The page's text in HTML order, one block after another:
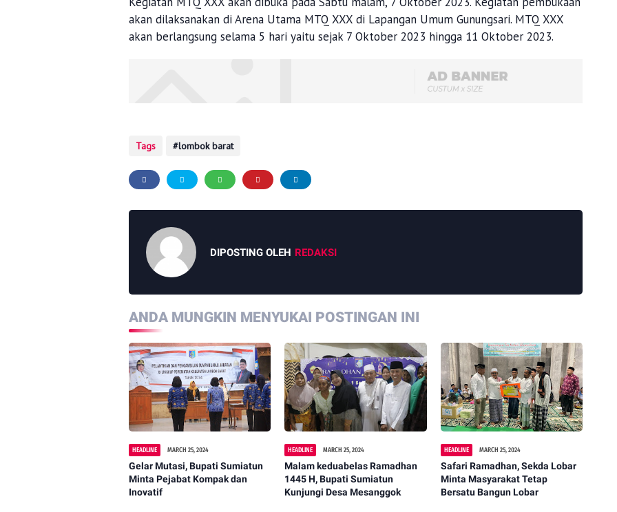
akan dilaksanakan di Arena Utama MTQ XXX di Lapangan Umum Gunungsari. MTQ XXX
akan berlangsung selama 5 hari yaitu sejak 7 Oktober 2023 hingga 11 Oktober 2023.
Tags lombok barat
DIPOSTING OLEH REDAKSI
ANDA MUNGKIN MENYUKAI POSTINGAN INI
HEADLINE MARCH 25, 2024
Gelar Mutasi, Bupati Sumiatun
Minta Pejabat Kompak dan
Inovatif
HEADLINE MARCH 25, 2024
Malam keduabelas Ramadhan
1445 H, Bupati Sumiatun
Kunjungi Desa Mesanggok
HEADLINE MARCH 25, 2024
Safari Ramadhan, Sekda Lobar
Minta Masyarakat Tetap
Bersatu Bangun Lobar